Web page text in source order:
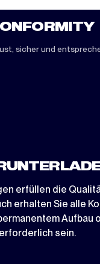
sicher und
erfüllen die
erhalten Sie alle
sein.